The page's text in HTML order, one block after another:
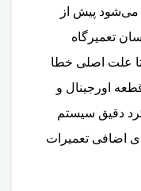
می‌شود پیش از
تعمیرگاه
علت اصلی خطا
اورجینال و
دقیق سیستم
اضافی تعمیرات